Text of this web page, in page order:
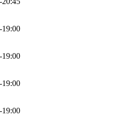
-19:00
-19:00
-19:00
-19:00